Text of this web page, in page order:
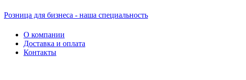
Розница для бизнеса - наша специальность
О компании
Доставка и оплата
Контакты